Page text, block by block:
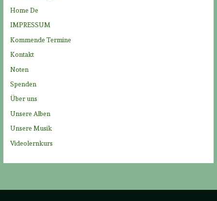
h
:
Home De
IMPRESSUM
Kommende Termine
Kontakt
Noten
Spenden
Über uns
Unsere Alben
Unsere Musik
Videolernkurs